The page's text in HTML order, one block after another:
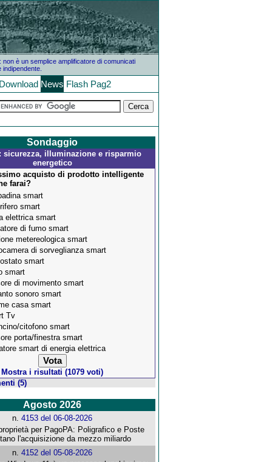
è un semplice amplificatore di comunicati
Download News Flash Pag2
Sondaggio
sicurezza, illuminazione e risparmio
energetico
acquisto di prodotto intelligente
farai?
smart
smart
elettrica smart
di fumo smart
metereologica smart
di sorveglianza smart
smart
smart
di movimento smart
sonoro smart
casa smart
Tv
citofono smart
porta/finestra smart
smart di energia elettrica
Mostra i risultati (1079 voti)
(5)
Agosto 2026
n.4153 del 06-08-2026
per PagoPA: Poligrafico e Poste
l'acquisizione da mezzo miliardo
n.4152 del 05-08-2026